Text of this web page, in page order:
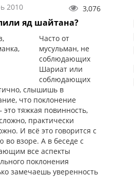
2010 3,076
яд шайтана?
Часто от
мусульман, не
соблюдающих
Шариат или
соблюдающих
слышишь в
что поклонение
это тяжкая повинность,
практически
И всё это говорится с
во взоре. А в беседе с
все аспекты
поклонения
замечаешь уверенность